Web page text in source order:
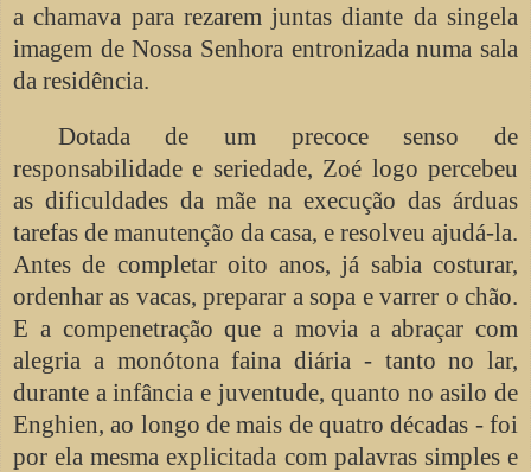
a chamava para rezarem juntas diante da singela
imagem de Nossa Senhora entronizada numa sala
da residência.
Dotada de um precoce senso de
responsabilidade e seriedade, Zoé logo percebeu
as dificuldades da mãe na execução das árduas
tarefas de manutenção da casa, e resolveu ajudá-la.
Antes de completar oito anos, já sabia costurar,
ordenhar as vacas, preparar a sopa e varrer o chão.
E a compenetração que a movia a abraçar com
alegria a monótona faina diária - tanto no lar,
durante a infância e juventude, quanto no asilo de
Enghien, ao longo de mais de quatro décadas - foi
por ela mesma explicitada com palavras simples e